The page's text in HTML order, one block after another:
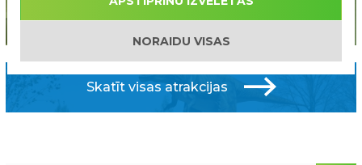
Piepūšamā atrakcija Safari
Skatīt visas atrakcijas
NORAIDU VISAS